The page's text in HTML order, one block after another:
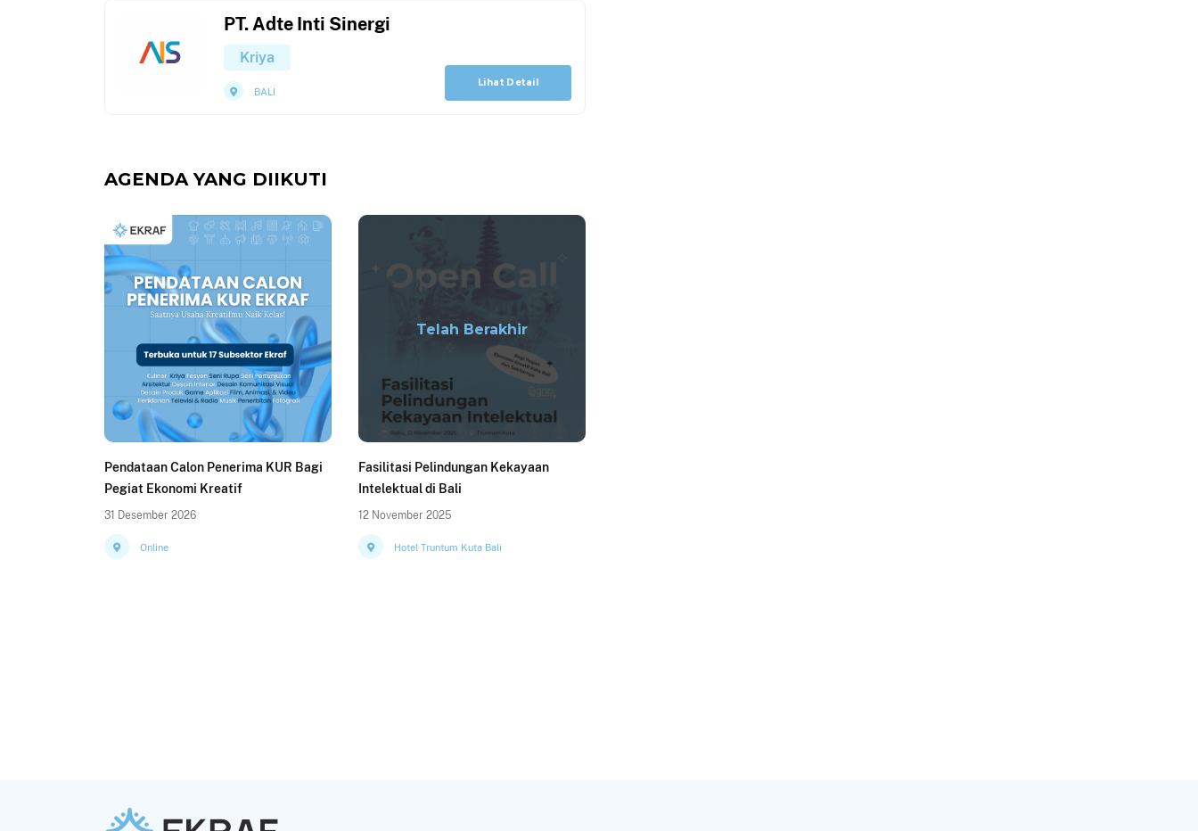
PT. Adte Inti Sinergi
Kriya
BALI
Lihat Detail
AGENDA YANG DIIKUTI
Pendataan Calon Penerima KUR Bagi
Pegiat Ekonomi Kreatif
31 Desember 2026
Online
Telah Berakhir
Fasilitasi Pelindungan Kekayaan
Intelektual di Bali
12 November 2025
Hotel Truntum Kuta Bali